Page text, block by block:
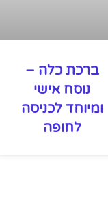
ברכת כלה –
נוסח אישי
ומיוחד לכניסה
לחופה